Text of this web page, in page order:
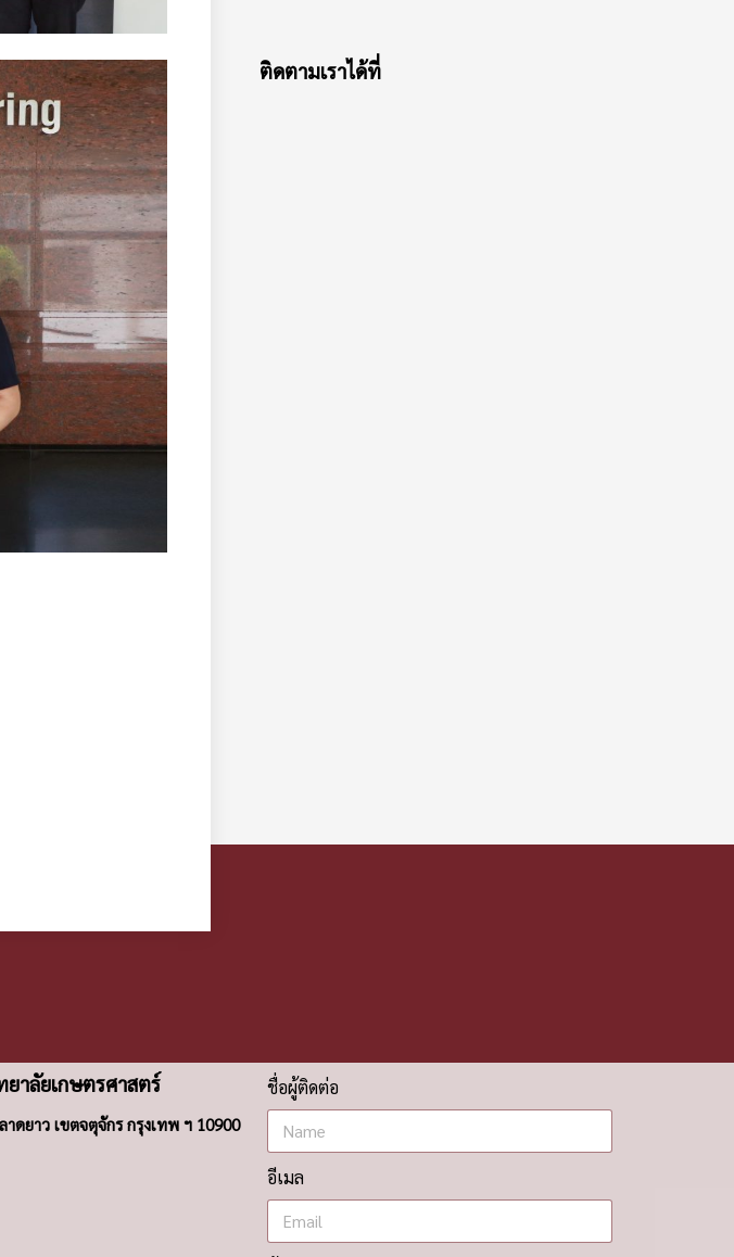
ติดตามเราได้ที่
าลัยเกษตรศาสตร์
ดยาว เขตจตุจักร กรุงเทพ ฯ 10900
ชื่อผู้ติดต่อ
อีเมล